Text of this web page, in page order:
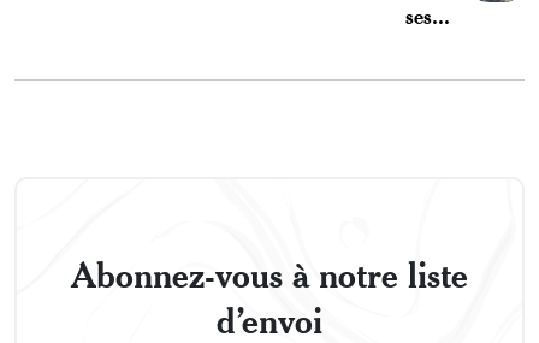
ses...
Abonnez-vous à notre liste
d’envoi